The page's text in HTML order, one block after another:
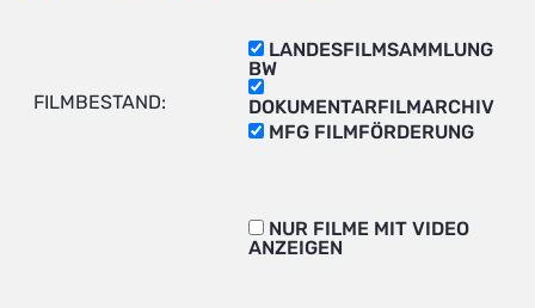
FILMBESTAND:
LANDESFILMSAMMLUNG
BW
DOKUMENTARFILMARCHIV
MFG FILMFÖRDERUNG
NUR FILME MIT VIDEO
ANZEIGEN